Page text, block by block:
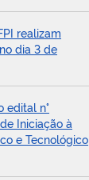
realizam
dia 3 de
edital n°
Iniciação à
e Tecnológico